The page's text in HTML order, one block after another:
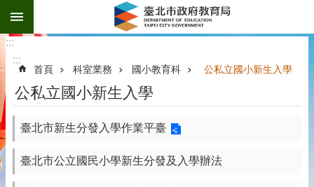
跳到主要內容區塊
:::
:::
首頁 科室業務 國小教育科 公私立國小新生入學
公私立國小新生入學
臺北市新生分發入學作業平臺
臺北市公立國民小學新生分發及入學辦法